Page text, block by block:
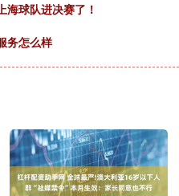
海球队进决赛了！
务怎么样